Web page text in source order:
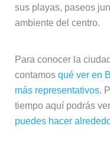
sus playas, paseos
ambiente del centro.
Para conocer la
contamos qué ver en
más representativos.
tiempo aquí podrás ver
puedes hacer